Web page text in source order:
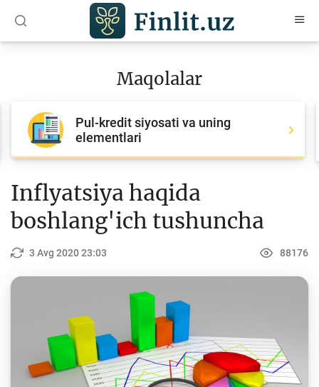
Barcha maqolalar
Bank agentlari uchun
Pul
Islom moliyasi
Depozit (omonatlar)
To'lov va o'tkazmalar
Moliya bozori
Pul-kredit siyosati va uning elementlari
Maqolalar
Pul-kredit siyosati va uning
elementlari
Inflyatsiya haqida
boshlang'ich tushuncha
3 Avg 2020 23:03 88176